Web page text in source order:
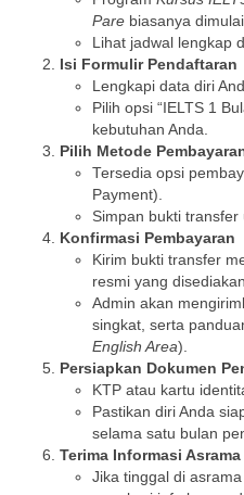
Pare biasanya
Lihat jadwal lengkap
Isi Formulir Pendaftaran
Lengkapi data diri
Pilih opsi “IELTS 1
kebutuhan Anda.
Pilih Metode
Tersedia opsi
Payment).
Simpan bukti
Konfirmasi Pembayaran
Kirim bukti transfer
resmi yang
Admin akan
singkat, serta
English Area).
Persiapkan Dokumen
KTP atau kartu
Pastikan diri Anda
selama satu bulan
Terima Informasi
Jika tinggal di asrama